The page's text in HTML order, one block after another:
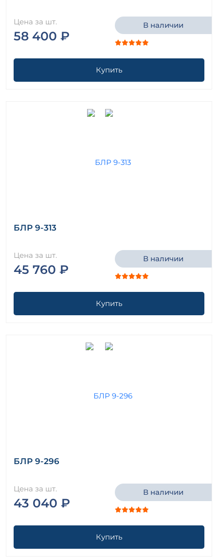
Цена за шт.
58 400 ₽
В наличии
Купить
БЛР 9-313
Цена за шт.
45 760 ₽
В наличии
Купить
БЛР 9-296
Цена за шт.
43 040 ₽
В наличии
Купить